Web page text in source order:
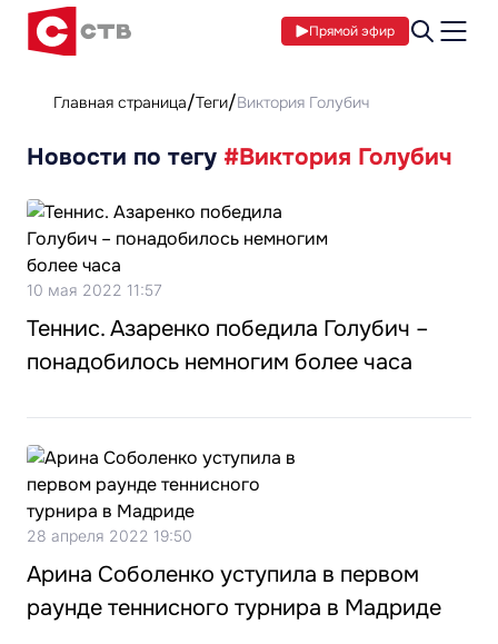
Прямой эфир
Главная страница Теги Виктория Голубич
Новости по тегу #Виктория Голубич
10 мая 2022 11:57
Теннис. Азаренко победила Голубич –
понадобилось немногим более часа
28 апреля 2022 19:50
​Арина Соболенко уступила в первом
раунде теннисного турнира в Мадриде